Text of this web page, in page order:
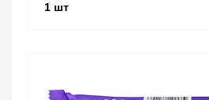
1 шт